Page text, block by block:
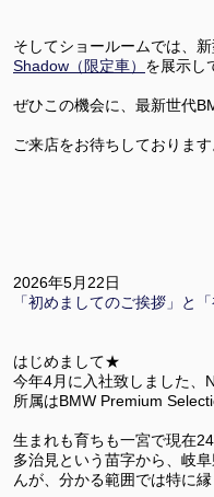
そしてショールームでは、新
Shadow（限定車） を展示し
ぜひこの機会に、最新世代
ご来店をお待ちしております
2026年5月22日
「初めましてのご挨拶」と
はじめまして★
今年4月に入社致しました、
所属はBMW Premium
生まれも育ちも一宮で現在24
多治見という苗字から、岐
んが、分かる範囲では特に